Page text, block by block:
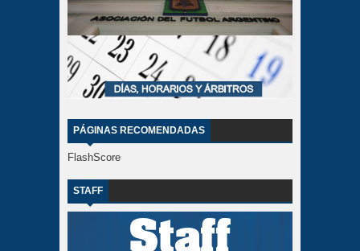
PÁGINAS RECOMENDADAS
FlashScore
STAFF